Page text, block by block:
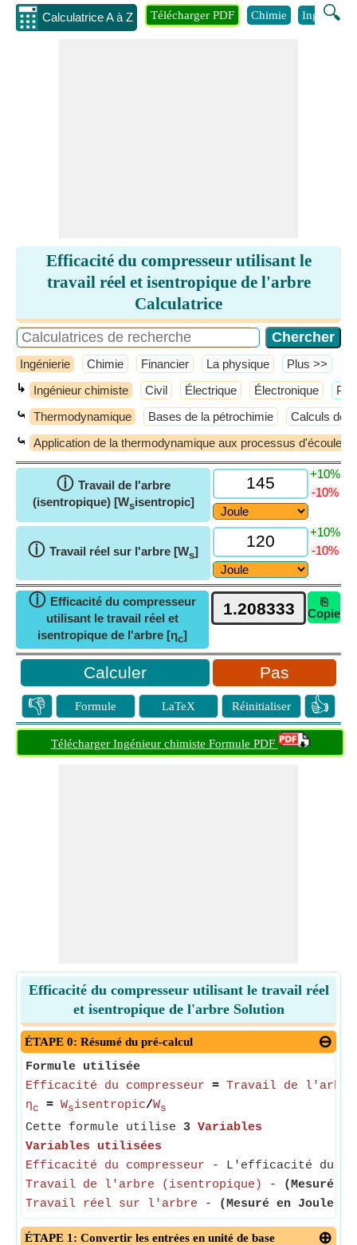
Calculatrice A à Z 🔍
Télécharger PDF Chimie Ingénierie
Efficacité du compresseur utilisant le
travail réel et isentropique de l'arbre
Calculatrice
Ingénierie Chimie Financier La physique ​Plus >>
↳ Ingénieur chimiste Civil Électrique Électronique
⤿ Thermodynamique Bases de la pétrochimie Calculs de
⤿ Application de la thermodynamique aux processus
ⓘ Travail de l'arbre
(isentropique) [Wsisentropic]
+10%
-10%
ⓘ Travail réel sur l'arbre [Ws]
+10%
-10%
ⓘ Efficacité du compresseur
utilisant le travail réel et
isentropique de l'arbre [ηc]
⎘
Copie
Pas
👎 Formule LaTeX Réinitialiser 👍
Télécharger Ingénieur chimiste Formule PDF
Efficacité du compresseur utilisant le travail réel
et isentropique de l'arbre Solution
ÉTAPE 0: Résumé du pré-calcul
Formule utilisée
Efficacité du compresseur = Travail de
ηc = Wsisentropic/Ws
Cette formule utilise 3 Variables
Variables utilisées
Efficacité du compresseur - L'efficacité du
Travail de l'arbre (isentropique)
-
(Mesuré
Travail réel sur l'arbre - (Mesuré en Joule)
ÉTAPE 1: Convertir les entrées en unité de base